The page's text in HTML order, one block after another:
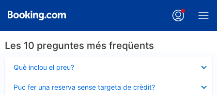
Les 10 preguntes més freqüents
Què inclou el preu?
tancat
Puc fer una reserva sense targeta de crèdit?
tancat